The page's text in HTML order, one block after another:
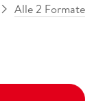
Alle 2 Formate